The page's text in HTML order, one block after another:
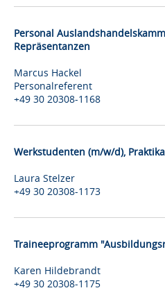
Personal
Repräsentanzen
Marcus Hackel
Personalreferent
+49 30 20308-1168
Werkstudenten (m/w/d),
Laura Stelzer
+49 30 20308-1173
Traineeprogramm
Karen Hildebrandt
+49 30 20308-1175